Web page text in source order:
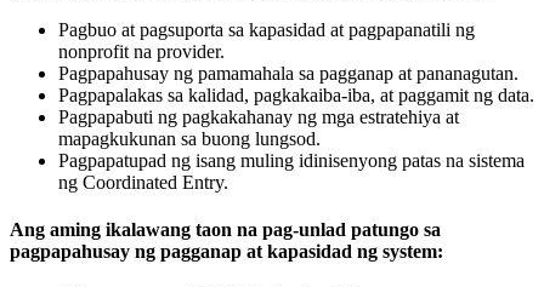
Pagbuo at pagsuporta sa kapasidad at pagpapanatili ng
nonprofit na provider.
Pagpapahusay ng pamamahala sa pagganap at pananagutan.
Pagpapalakas sa kalidad, pagkakaiba-iba, at paggamit ng data.
Pagpapabuti ng pagkakahanay ng mga estratehiya at
mapagkukunan sa buong lungsod.
Pagpapatupad ng isang muling idinisenyong patas na sistema
ng Coordinated Entry.
Ang aming ikalawang taon na pag-unlad patungo sa
pagpapahusay ng pagganap at kapasidad ng system: